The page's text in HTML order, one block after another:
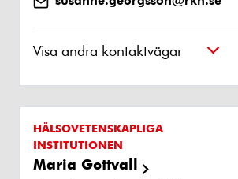
Visa andra kontaktvägar
HÄLSOVETENSKAPLIGA
INSTITUTIONEN
Maria Gottvall